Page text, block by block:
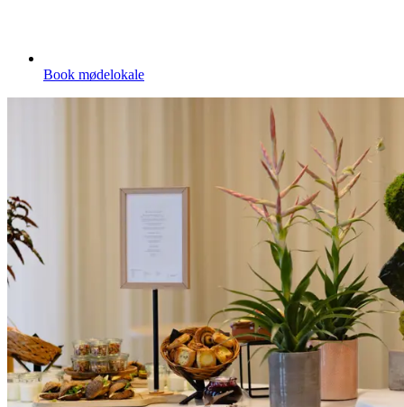
Book mødelokale